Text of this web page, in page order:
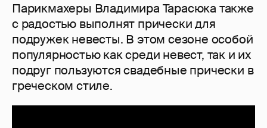
Парикмахеры Владимира Тарасюка также
с радостью выполнят прически для
подружек невесты. В этом сезоне особой
популярностью как среди невест, так и их
подруг пользуются свадебные прически в
греческом стиле.